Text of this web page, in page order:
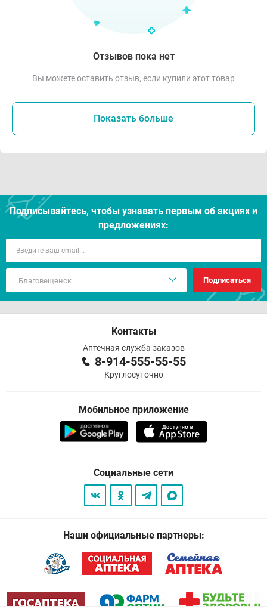
Отзывов пока нет
Вы можете оставить отзыв, если купили этот товар
Показать больше
Подписывайтесь, чтобы узнавать первым об акцияx и
предложениях:
Подписаться
Контакты
Аптечная служба заказов
8-914-555-55-55
Круглосуточно
Мобильное приложение
Социальные сети
Наши официальные партнеры: